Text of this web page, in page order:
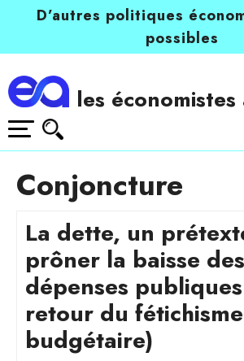
D’autres politiques
possibles
les
Conjoncture
La dette, un
prôner la baisse des
dépenses
retour du fétichisme
budgétaire)